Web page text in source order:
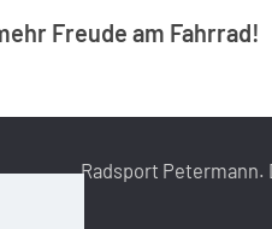
Freude am Fahrrad!
Radsport Petermann.